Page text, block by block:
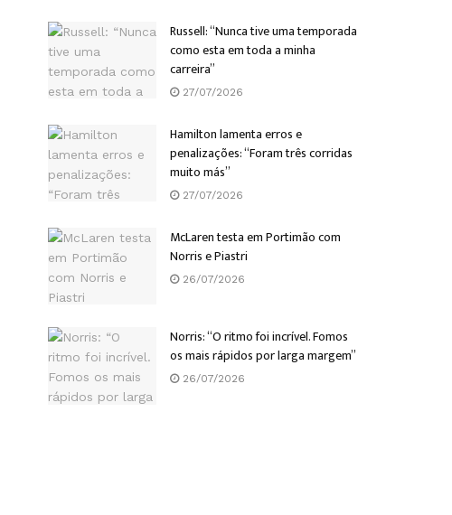
Russell: “Nunca tive uma temporada
como esta em toda a minha
carreira”
27/07/2026
Hamilton lamenta erros e
penalizações: “Foram três corridas
muito más”
27/07/2026
McLaren testa em Portimão com
Norris e Piastri
26/07/2026
Norris: “O ritmo foi incrível. Fomos
os mais rápidos por larga margem”
26/07/2026